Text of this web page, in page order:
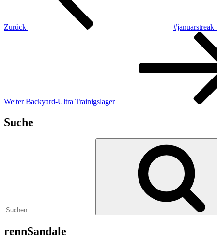
Zurück
Weiter Backyard-Ultra Trainigslager
Suche
rennSandale